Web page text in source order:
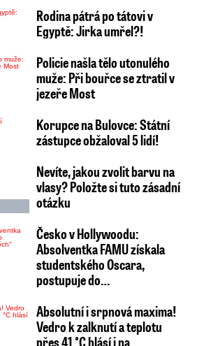
Rodina pátrá po tátovi v
Egyptě: Jirka umřel?!
Policie našla tělo utonulého
muže: Při bouřce se ztratil v
jezeře Most
Korupce na Bulovce: Státní
zástupce obžaloval 5 lidí!
Nevíte, jakou zvolit barvu na
vlasy? Položte si tuto zásadní
otázku
Česko v Hollywoodu:
Absolventka FAMU získala
studentského Oscara,
postupuje do…
Absolutní i srpnová maxima!
Vedro k zalknutí a teplotu
přes 41 °C hlásí i na…